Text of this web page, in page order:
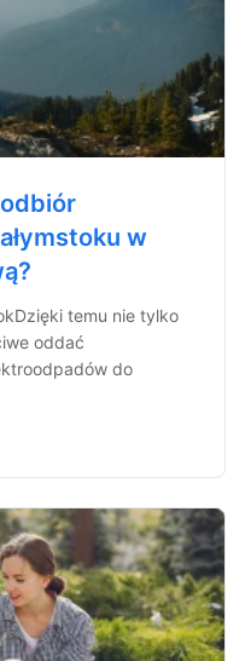
w
temu nie tylko
oddać
do